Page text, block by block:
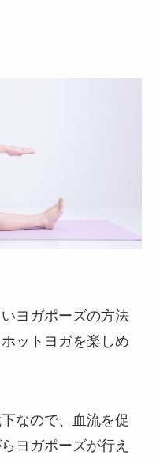
ヨガポーズの方法
ットヨガを楽しめ
なので、血流を促
ヨガポーズが行え